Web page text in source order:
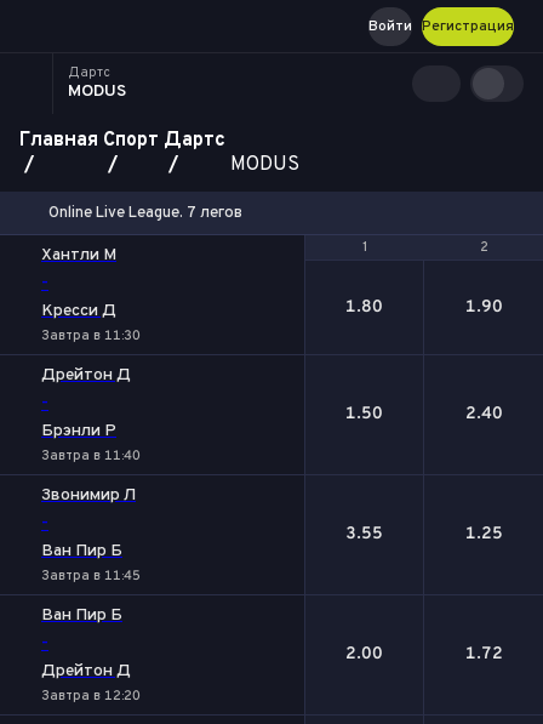
Регистрация
Войти
Дартс
MODUS
Главная Спорт Дартс
MODUS
Online Live League. 7 легов
1 2
Хантли М
-
Кресси Д
Завтра в 11:30
1 2
1.80 1.90
Дрейтон Д
-
Брэнли Р
Завтра в 11:40
1.50 2.40
Звонимир Л
-
Ван Пир Б
Завтра в 11:45
3.55 1.25
Ван Пир Б
-
Дрейтон Д
Завтра в 12:20
2.00 1.72